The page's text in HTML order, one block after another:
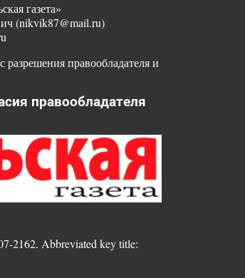
газета»
(nikvik87@mail.ru)
правообладателя и
правообладателя
2162. Abbreviated key title: